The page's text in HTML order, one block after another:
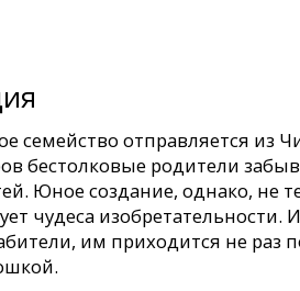
семейство отправляется из
бестолковые родители
Юное создание, однако, не
чудеса изобретательности.
им приходится не раз